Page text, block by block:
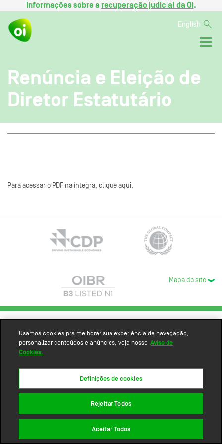
Informações sobre a recuperação judicial da Oi.
English
Renúncia e Eleição de
Diretor Estatutário
Para acessar o PDF na íntegra, clique aqui.
Mapa do site
Usamos cookies pra melhorar sua experiência de navegação,
personalizar conteúdos e anúncios, veja nosso Aviso de
Cookies.
Definições de cookies
Rejeitar Todos
Aceitar Todos